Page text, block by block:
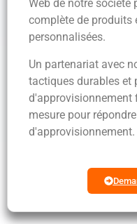
Web de notre société
complète de produits
personnalisées.
Un partenariat avec
tactiques durables et
d'approvisionnement
mesure pour
d'approvisionnement.